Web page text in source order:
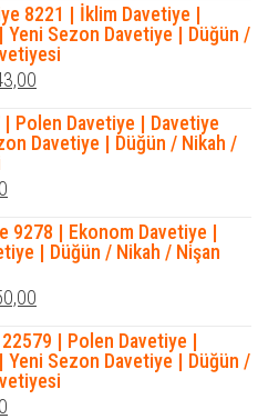
fiyat:
₺ 950,00.
8221 | İklim Davetiye |
Yeni Sezon Davetiye | Düğün /
andaki
fiyat:
Polen Davetiye | Davetiye
Davetiye | Düğün / Nikah /
fiyat:
9278 | Ekonom Davetiye |
| Düğün / Nikah / Nişan
fiyat:
₺ 2.150,00.
22579 | Polen Davetiye |
Yeni Sezon Davetiye | Düğün /